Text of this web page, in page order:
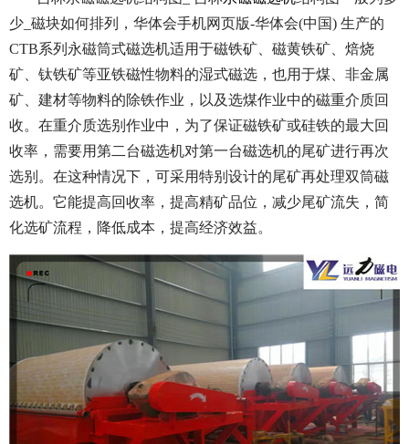
少_磁块如何排列，华体会手机网页版-华体会(中国) 生产的
CTB系列永磁筒式磁选机适用于磁铁矿、磁黄铁矿、焙烧
矿、钛铁矿等亚铁磁性物料的湿式磁选，也用于煤、非金属
矿、建材等物料的除铁作业，以及选煤作业中的磁重介质回
收。在重介质选别作业中，为了保证磁铁矿或硅铁的最大回
收率，需要用第二台磁选机对第一台磁选机的尾矿进行再次
选别。在这种情况下，可采用特别设计的尾矿再处理双筒磁
选机。它能提高回收率，提高精矿品位，减少尾矿流失，简
化选矿流程，降低成本，提高经济效益。